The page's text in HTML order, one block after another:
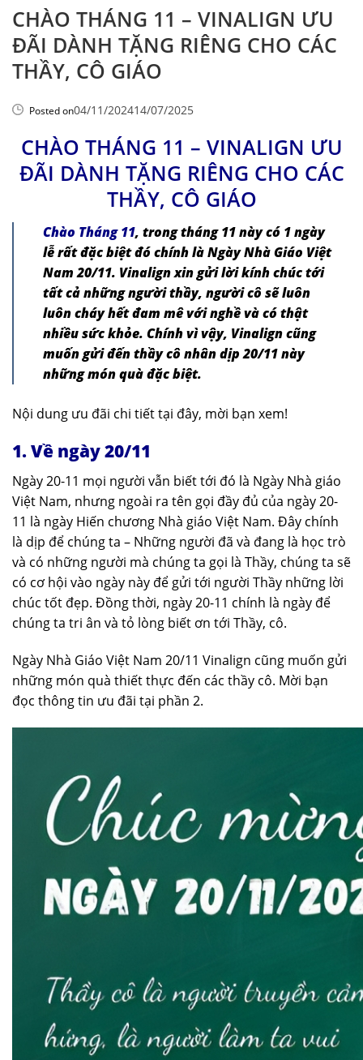
CHÀO THÁNG 11 – VINALIGN ƯU
ĐÃI DÀNH TẶNG RIÊNG CHO CÁC
THẦY, CÔ GIÁO
Posted on04/11/202414/07/2025
CHÀO THÁNG 11 – VINALIGN ƯU
ĐÃI DÀNH TẶNG RIÊNG CHO CÁC
THẦY, CÔ GIÁO
Chào Tháng 11, trong tháng 11 này có 1 ngày
lễ rất đặc biệt đó chính là Ngày Nhà Giáo Việt
Nam 20/11. Vinalign xin gửi lời kính chúc tới
tất cả những người thầy, người cô sẽ luôn
luôn cháy hết đam mê với nghề và có thật
nhiều sức khỏe. Chính vì vậy, Vinalign cũng
muốn gửi đến thầy cô nhân dịp 20/11 này
những món quà đặc biệt.
Nội dung ưu đãi chi tiết tại đây, mời bạn xem!
1. Về ngày 20/11
Ngày 20-11 mọi người vẫn biết tới đó là Ngày Nhà giáo
Việt Nam, nhưng ngoài ra tên gọi đầy đủ của ngày 20-
11 là ngày Hiến chương Nhà giáo Việt Nam. Đây chính
là dịp để chúng ta – Những người đã và đang là học trò
và có những người mà chúng ta gọi là Thầy, chúng ta sẽ
có cơ hội vào ngày này để gửi tới người Thầy những lời
chúc tốt đẹp. Đồng thời, ngày 20-11 chính là ngày để
chúng ta tri ân và tỏ lòng biết ơn tới Thầy, cô.
Ngày Nhà Giáo Việt Nam 20/11 Vinalign cũng muốn gửi
những món quà thiết thực đến các thầy cô. Mời bạn
đọc thông tin ưu đãi tại phần 2.